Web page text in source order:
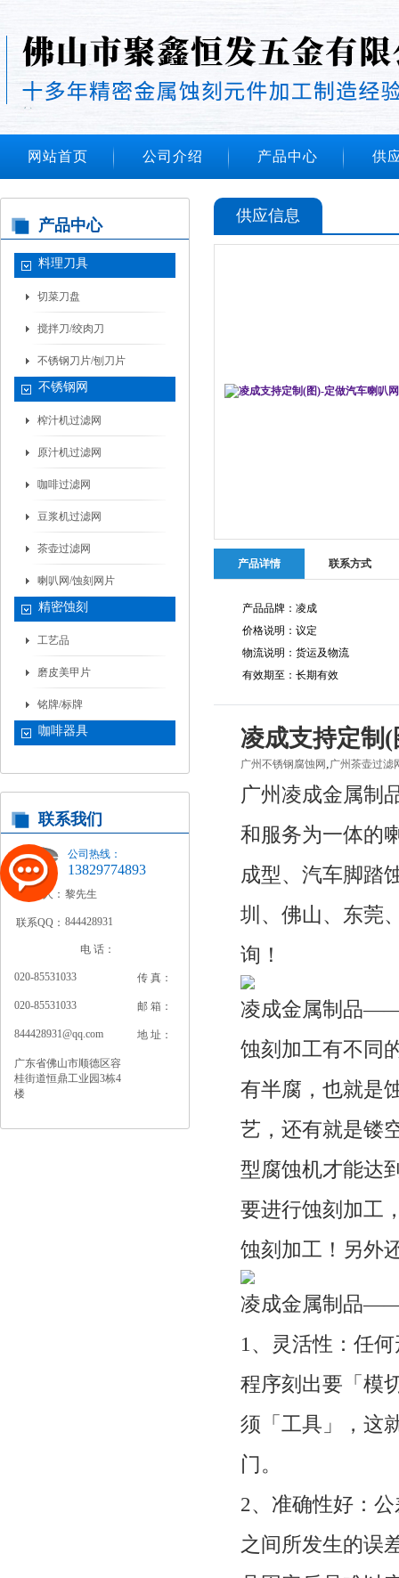
网站首页 公司介绍 产品中心 供
产品中心
料理刀具
切菜刀盘
搅拌刀/绞肉刀
不锈钢刀片/刨刀片
不锈钢网
榨汁机过滤网
原汁机过滤网
咖啡过滤网
豆浆机过滤网
茶壶过滤网
喇叭网/蚀刻网片
精密蚀刻
工艺品
磨皮美甲片
铭牌/标牌
咖啡器具
联系我们
公司热线：
13829774893
联系人： 黎先生
联系QQ： 844428931
电 话：
020-85531033 传 真：
020-85531033 邮 箱：
844428931@qq.com 地 址：
广东省佛山市顺德区容
桂街道恒鼎工业园3栋4
楼
供应信息
产品详情 联系方式
产品品牌：凌成
价格说明：议定
物流说明：货运及物流
有效期至：长期有效
凌成支持定制
广州不锈钢腐蚀网 ,广州茶壶过滤
广州凌成金属制
和服务为一体的
成型、汽车脚踏
圳、佛山、东莞
询！
凌成金属制品
蚀刻加工有不同
有半腐，也就是
艺，还有就是镂
型腐蚀机才能达
要进行蚀刻加工
蚀刻加工！另外
凌成金属制品
1、灵活性：任
程序刻出要「模
须「工具」，这
门。
2、准确性好：
之间所发生的误